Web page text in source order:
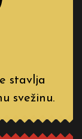
stavlja
svežinu.